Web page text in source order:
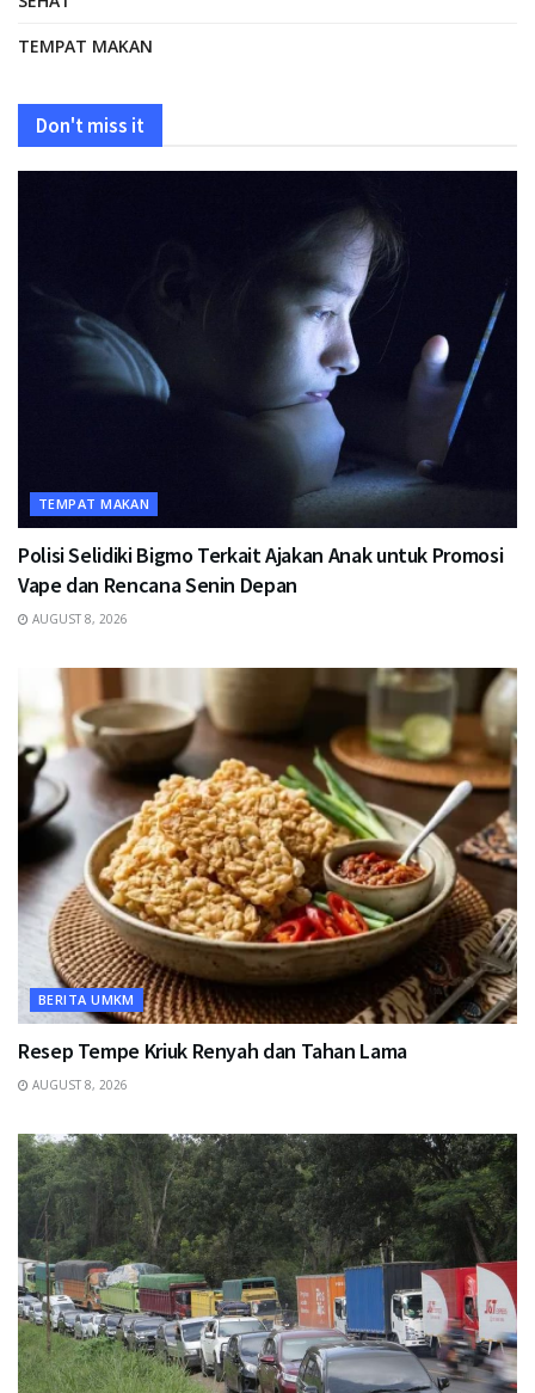
TEMPAT MAKAN
Don't miss it
TEMPAT MAKAN
Polisi Selidiki Bigmo Terkait Ajakan Anak untuk Promosi
Vape dan Rencana Senin Depan
AUGUST 8, 2026
BERITA UMKM
Resep Tempe Kriuk Renyah dan Tahan Lama
AUGUST 8, 2026